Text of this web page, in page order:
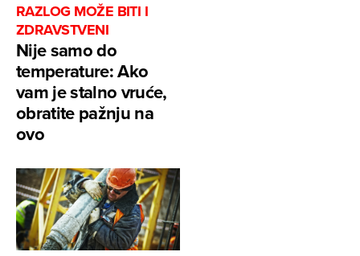
RAZLOG MOŽE BITI I
ZDRAVSTVENI
Nije samo do
temperature: Ako
vam je stalno vruće,
obratite pažnju na
ovo